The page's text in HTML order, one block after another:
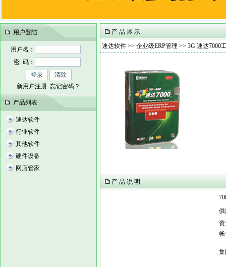
用户登陆
用户名：
密 码：
新用户注册 忘记密码？
产品列表
速达软件
行业软件
其他软件
硬件设备
网店管家
产 品 展 示
速达软件 >> 企业级ERP管理 >> 3G 速达7000
产 品 说 明
供